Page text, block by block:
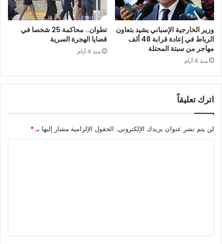
وزير الخارجية الإسباني يشيد بتعاون
الرباط في إعادة قرابة 48 ألف
مهاجر من سبتة المحتلة
منذ 4 أيام
تطوان.. محاكمة 25 شخصا في
قضايا الهجرة السرية
منذ 4 أيام
اترك تعليقاً
لن يتم نشر عنوان بريدك الإلكتروني. الحقول الإلزامية مشار إليها بـ *
ق